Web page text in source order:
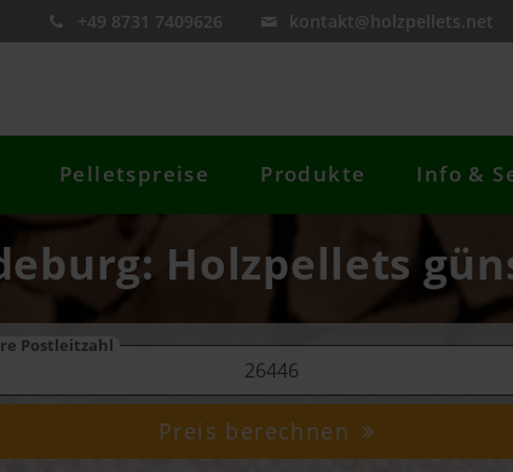
+49 8731 7409626 kontakt@holzpellets.net
Pelletspreise Produkte Info &
Holzpellets
Postleitzahl
Preis berechnen